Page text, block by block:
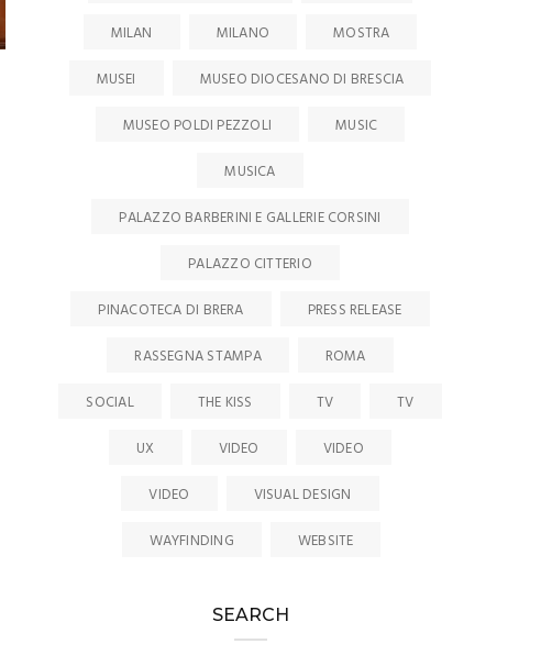
MILAN
MILANO
MOSTRA
MUSEI
MUSEO DIOCESANO DI BRESCIA
MUSEO POLDI PEZZOLI
MUSIC
MUSICA
PALAZZO BARBERINI E GALLERIE CORSINI
PALAZZO CITTERIO
PINACOTECA DI BRERA
PRESS RELEASE
RASSEGNA STAMPA
ROMA
SOCIAL
THE KISS TV
TV
UX
VIDEO
VIDEO
VIDEO
VISUAL DESIGN
WAYFINDING
WEBSITE
SEARCH